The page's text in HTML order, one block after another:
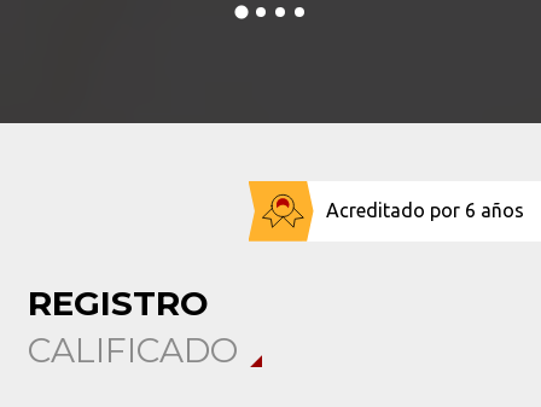
Acreditado por 6 años
REGISTRO
CALIFICADO